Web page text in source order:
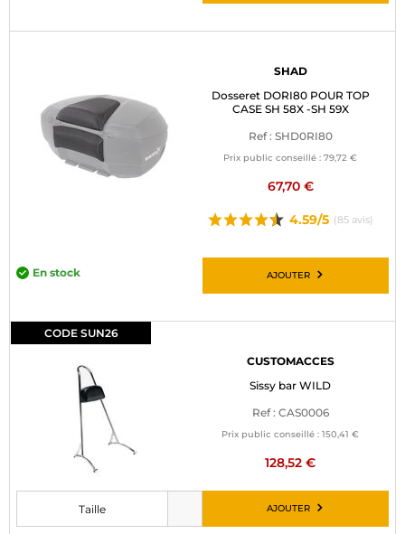
SHAD
Dosseret DORI80 POUR TOP
CASE SH 58X -SH 59X
Ref : SHD0RI80
Prix public conseillé : 79,72 €
67,70 €
4.59/5 (85 avis)
En stock AJOUTER
CODE SUN26
CUSTOMACCES
Sissy bar WILD
Ref : CAS0006
Prix public conseillé : 150,41 €
128,52 €
Veuillez choisir une taille avant d’ajouter au panier
Taille AJOUTER